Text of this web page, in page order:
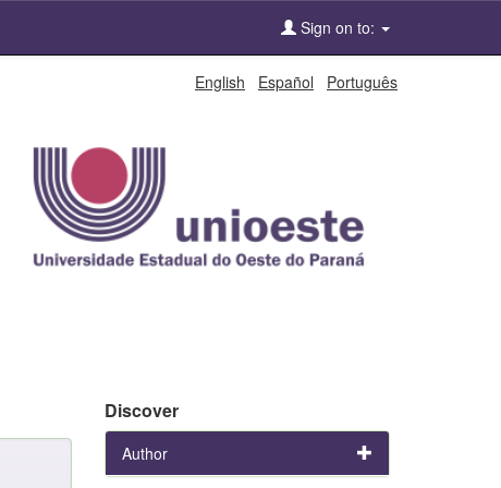
Sign on to:
English Español Português
Discover
Author